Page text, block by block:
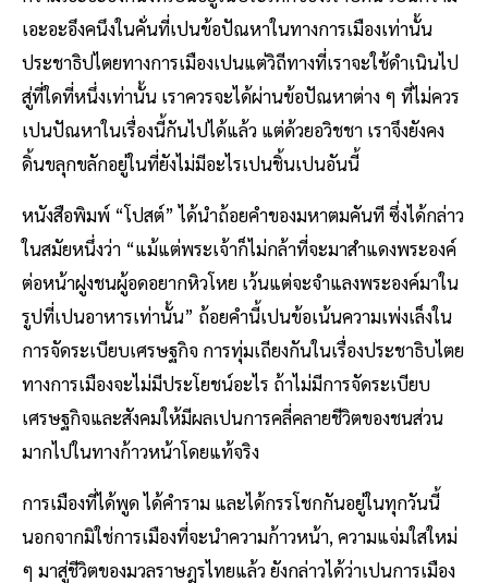
เอะอะอึงคนึงในคั่นที่เปนข้อปัณหาในทางการเมืองเท่านั้น
ประชาธิปไตยทางการเมืองเปนแต่วิถีทางที่เราจะใช้ดำเนินไป
สู่ที่ใดที่หนึ่งเท่านั้น เราควรจะได้ผ่านข้อปัณหาต่าง ๆ ที่ไม่ควร
เปนปัณหาในเรื่องนี้กันไปได้แล้ว แต่ด้วยอวิชชา เราจึงยังคง
ดิ้นขลุกขลักอยู่ในที่ยังไม่มีอะไรเปนชิ้นเปนอันนี้
หนังสือพิมพ์ “โปสต์” ได้นำถ้อยคำของมหาตมคันที ซึ่งได้กล่าว
ในสมัยหนึ่งว่า “แม้แต่พระเจ้าก็ไม่กล้าที่จะมาสำแดงพระองค์
ต่อหน้าฝูงชนผู้อดอยากหิวโหย เว้นแต่จะจำแลงพระองค์มาใน
รูปที่เปนอาหารเท่านั้น” ถ้อยคำนี้เปนข้อเน้นความเพ่งเล็งใน
การจัดระเบียบเศรษฐกิจ การทุ่มเถียงกันในเรื่องประชาธิบไตย
ทางการเมืองจะไม่มีประโยชน์อะไร ถ้าไม่มีการจัดระเบียบ
เศรษฐกิจและสังคมให้มีผลเปนการคลี่คลายชีวิตของชนส่วน
มากไปในทางก้าวหน้าโดยแท้จริง
การเมืองที่ได้พูด ได้คำราม และได้กรรโชกกันอยู่ในทุกวันนี้
นอกจากมิใช่การเมืองที่จะนำความก้าวหน้า, ความแจ่มใสใหม่
ๆ มาสู่ชีวิตของมวลราษฎรไทยแล้ว ยังกล่าวได้ว่าเปนการเมือง